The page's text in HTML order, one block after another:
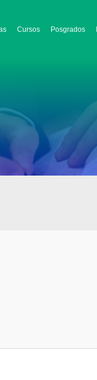
Cursos Posgrados